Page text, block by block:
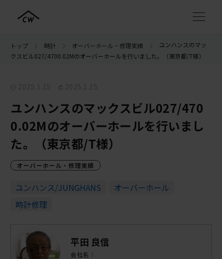
トップ 時計 オーバーホール・修理実績
ユンハンスのマッ
クスビル027/4700.02Mのオーバーホールを行いました。（東京都/T様）
ユンハンスのマックスビル027/470
0.02Mのオーバーホールを行いまし
た。（東京都/T様）
オーバーホール・修理実績
ユンハンス/JUNGHANS
オーバーホール
時計修理
平田 良信
会社名：